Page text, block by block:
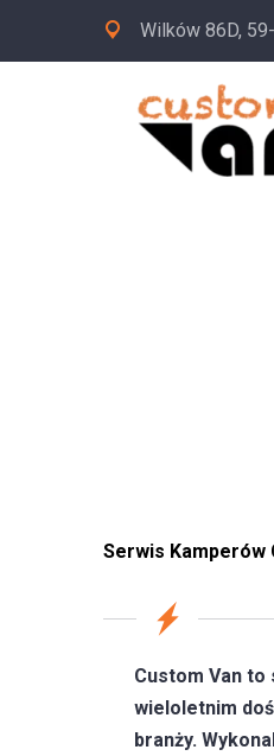
Wilków 86D,
Serwis Kamperów
Custom Van
wieloletnim
branży.